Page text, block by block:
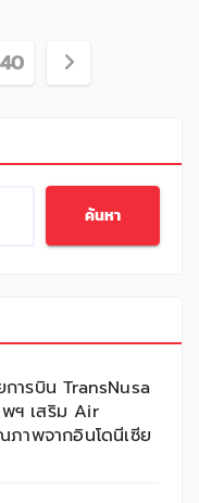
40
ค้นหา
ารบิน TransNusa
ฯ เสริม Air
าพจากอินโดนีเซีย